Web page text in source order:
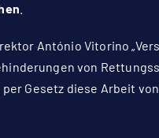
António Vitorino
von
Gesetz diese Arbeit